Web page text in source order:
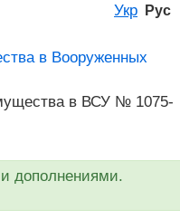
Укр Рус
в Вооруженных
в ВСУ № 1075-
дополнениями.